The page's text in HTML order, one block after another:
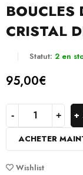
BOUCLES
CRISTAL
Statut: 2 en
95,00€
ACHETER
Wishlist